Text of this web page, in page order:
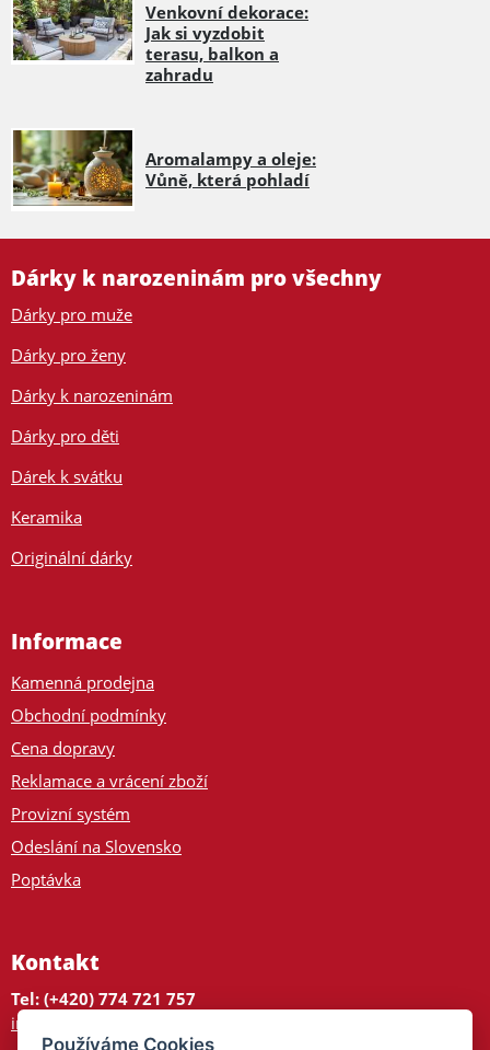
Venkovní dekorace:
Jak si vyzdobit
terasu, balkon a
zahradu
Aromalampy a oleje:
Vůně, která pohladí
Dárky k narozeninám pro všechny
Dárky pro muže
Dárky pro ženy
Dárky k narozeninám
Dárky pro děti
Dárek k svátku
Keramika
Originální dárky
Informace
Kamenná prodejna
Obchodní podmínky
Cena dopravy
Reklamace a vrácení zboží
Provizní systém
Odeslání na Slovensko
Poptávka
Kontakt
Tel: (+420) 774 721 757
info@tajnedarky.cz
Používáme Cookies